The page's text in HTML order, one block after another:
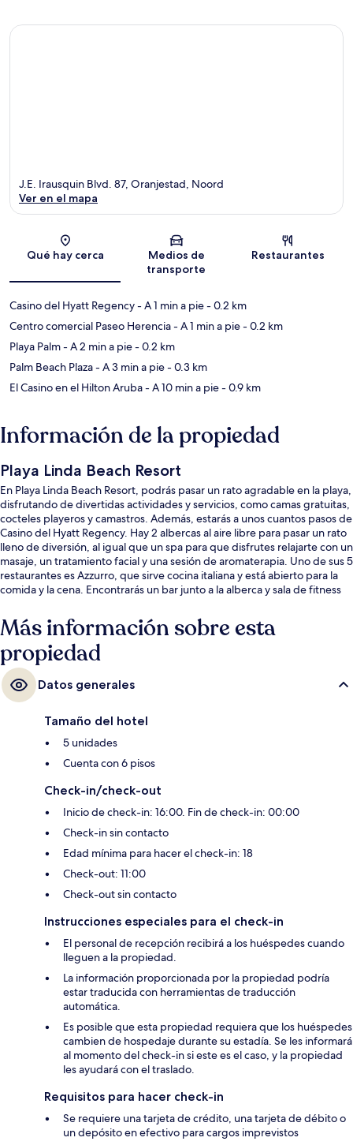
Sección del mapa
J.E. Irausquin Blvd. 87, Oranjestad, Noord
Ver en el mapa
Qué hay cerca
Medios de
transporte
Restaurantes
Casino del Hyatt Regency- A 1 min a pie- 0.2 km
Centro comercial Paseo Herencia- A 1 min a pie- 0.2 km
Playa Palm- A 2 min a pie- 0.2 km
Palm Beach Plaza- A 3 min a pie- 0.3 km
El Casino en el Hilton Aruba- A 10 min a pie- 0.9 km
Información de la propiedad
Playa Linda Beach Resort
En Playa Linda Beach Resort, podrás pasar un rato agradable en la playa,
disfrutando de divertidas actividades y servicios, como camas gratuitas,
cocteles playeros y camastros. Además, estarás a unos cuantos pasos de
Casino del Hyatt Regency. Hay 2 albercas al aire libre para pasar un rato
lleno de diversión, al igual que un spa para que disfrutes relajarte con un
masaje, un tratamiento facial y una sesión de aromaterapia. Uno de sus 5
restaurantes es Azzurro, que sirve cocina italiana y está abierto para la
comida y la cena. Encontrarás un bar junto a la alberca y sala de fitness
amenidades convenientes, como secadora y refrigerador.
Más información sobre esta
propiedad
Datos generales
Tamaño del hotel
5 unidades
Cuenta con 6 pisos
Check-in/check-out
Inicio de check-in: 16:00. Fin de check-in: 00:00
Check-in sin contacto
Edad mínima para hacer el check-in: 18
Check-out: 11:00
Check-out sin contacto
Instrucciones especiales para el check-in
El personal de recepción recibirá a los huéspedes cuando
lleguen a la propiedad.
La información proporcionada por la propiedad podría
estar traducida con herramientas de traducción
automática.
Es posible que esta propiedad requiera que los huéspedes
cambien de hospedaje durante su estadía. Se les informará
al momento del check-in si este es el caso, y la propiedad
les ayudará con el traslado.
Requisitos para hacer check-in
Se requiere una tarjeta de crédito, una tarjeta de débito o
un depósito en efectivo para cargos imprevistos